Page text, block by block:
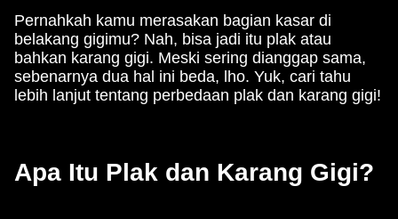
Pernahkah kamu merasakan bagian kasar di
belakang gigimu? Nah, bisa jadi itu plak atau
bahkan karang gigi. Meski sering dianggap sama,
sebenarnya dua hal ini beda, lho. Yuk, cari tahu
lebih lanjut tentang perbedaan plak dan karang gigi!
Apa Itu Plak dan Karang Gigi?